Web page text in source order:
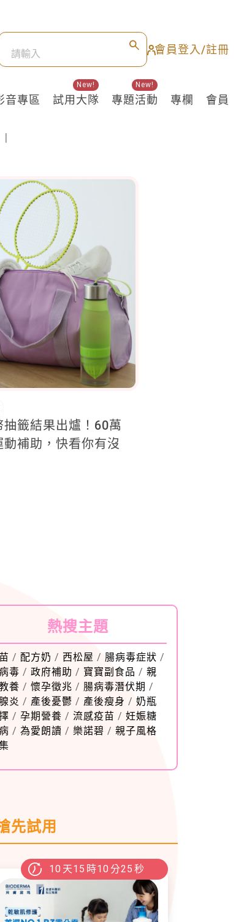
會員登入/註冊
音專區 試用大隊
New!
專題活動
New!
專欄 會員
|
籤結果出爐！60萬
補助，快看你有沒
熱搜主題
/ 配方奶 / 西松屋 / 腸病毒症狀 /
毒 / 政府補助 / 寶寶副食品 / 親
養 / 懷孕徵兆 / 腸病毒潛伏期 /
炎 / 產後憂鬱 / 產後瘦身 / 奶瓶
/ 孕期營養 / 流感疫苗 / 妊娠糖
/ 為愛朗讀 / 樂諾碧 / 親子風格
先試用
10 天15 時10 分23 秒